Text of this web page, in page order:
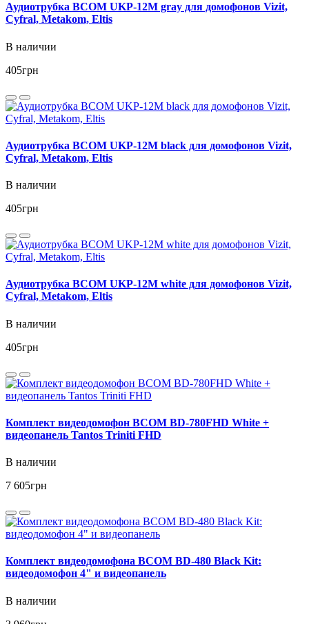
Аудиотрубка BCOM UKP-12M gray для домофонов Vizit,
Cyfral, Metakom, Eltis
В наличии
405грн
Аудиотрубка BCOM UKP-12M black для домофонов Vizit,
Cyfral, Metakom, Eltis
В наличии
405грн
Аудиотрубка BCOM UKP-12M white для домофонов Vizit,
Cyfral, Metakom, Eltis
В наличии
405грн
Комплект видеодомофон BCOM BD-780FHD White +
видеопанель Tantos Triniti FHD
В наличии
7 605грн
Комплект видеодомофона BCOM BD-480 Black Kit:
видеодомофон 4" и видеопанель
В наличии